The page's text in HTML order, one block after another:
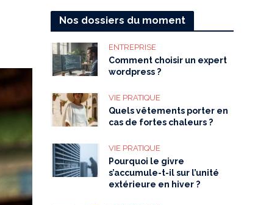
Nos dossiers du moment
ENTREPRISE
Comment choisir un expert
wordpress ?
VIE PRATIQUE
Quels vêtements porter en
cas de fortes chaleurs ?
VIE PRATIQUE
Pourquoi le givre
s’accumule-t-il sur l’unité
extérieure en hiver ?